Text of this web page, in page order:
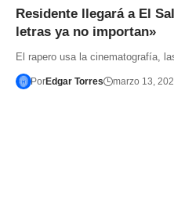
Residente llegará a El
letras ya no importan»
El rapero usa la cinematografía,
PorEdgar Torres marzo 13,